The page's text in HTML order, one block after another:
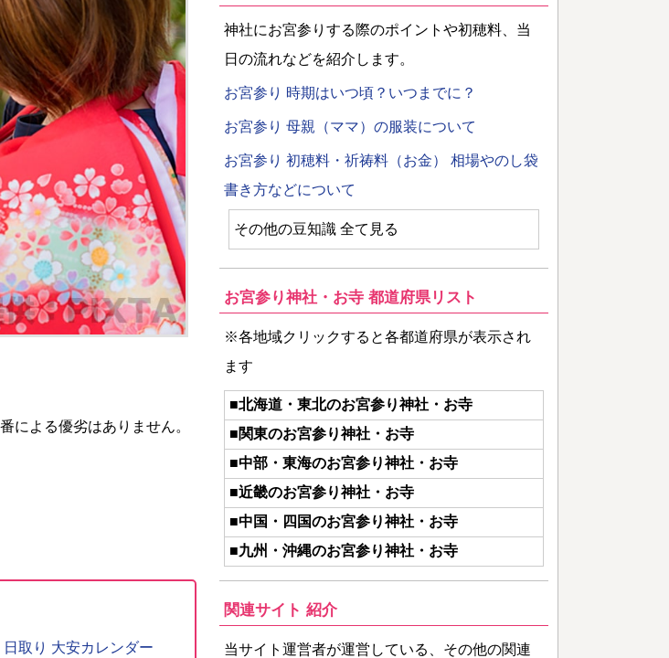
による優劣はありません。
取り 大安カレンダー
神社にお宮参りする際のポイントや初穂料、当
日の流れなどを紹介します。
お宮参り 時期はいつ頃？いつまでに？
お宮参り 母親（ママ）の服装について
お宮参り 初穂料・祈祷料（お金） 相場やのし袋
書き方などについて
その他の豆知識 全て見る
お宮参り神社・お寺 都道府県リスト
※各地域クリックすると各都道府県が表示され
ます
■北海道・東北のお宮参り神社・お寺
■関東のお宮参り神社・お寺
■中部・東海のお宮参り神社・お寺
■近畿のお宮参り神社・お寺
■中国・四国のお宮参り神社・お寺
■九州・沖縄のお宮参り神社・お寺
関連サイト 紹介
当サイト運営者が運営している、その他の関連